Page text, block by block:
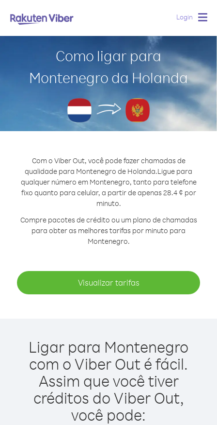
Login
Como ligar para
Montenegro da Holanda
Com o Viber Out, você pode fazer chamadas de
qualidade para Montenegro de Holanda.Ligue para
qualquer número em Montenegro, tanto para telefone
fixo quanto para celular, a partir de apenas 28.4 ¢ por
minuto.
Compre pacotes de crédito ou um plano de chamadas
para obter as melhores tarifas por minuto para
Montenegro.
Visualizar tarifas
Ligar para Montenegro
com o Viber Out é fácil.
Assim que você tiver
créditos do Viber Out,
você pode: